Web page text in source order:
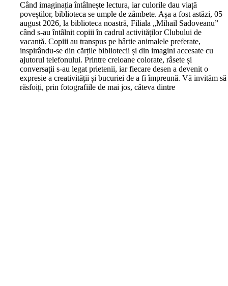
Când imaginația întâlnește lectura, iar culorile dau viață
poveștilor, biblioteca se umple de zâmbete. Așa a fost astăzi, 05
august 2026, la biblioteca noastră, Filiala „Mihail Sadoveanu”
când s-au întâlnit copiii în cadrul activităților Clubului de
vacanță. Copiii au transpus pe hârtie animalele preferate,
inspirându-se din cărțile bibliotecii și din imagini accesate cu
ajutorul telefonului. Printre creioane colorate, râsete și
conversații s-au legat prietenii, iar fiecare desen a devenit o
expresie a creativității și bucuriei de a fi împreună. Vă invităm să
răsfoiți, prin fotografiile de mai jos, câteva dintre